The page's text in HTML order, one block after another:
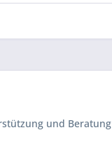
und Beratung